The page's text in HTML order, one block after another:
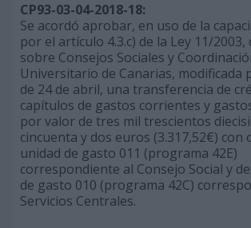
CP93-03-04-2018-18:
Se acordó aprobar, en uso de la
por el artículo 4.3.c) de la Ley 11/2003,
sobre Consejos Sociales y
Universitario de Canarias, modificada
de 24 de abril, una transferencia de
capítulos de gastos corrientes y
por valor de tres mil trescientos
cincuenta y dos euros (3.317,52€) con
unidad de gasto 011 (programa 42E)
correspondiente al Consejo Social y
de gasto 010 (programa 42C)
Servicios Centrales.